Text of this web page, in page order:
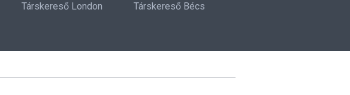
Társkereső London Társkereső Bécs